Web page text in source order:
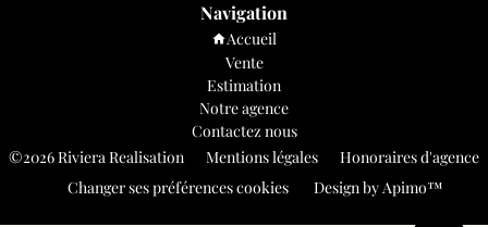
Navigation
Accueil
Vente
Estimation
Notre agence
Contactez nous
©2026 Riviera Realisation
Mentions légales
Honoraires d'agence
Changer ses préférences cookies
Design byApimo™